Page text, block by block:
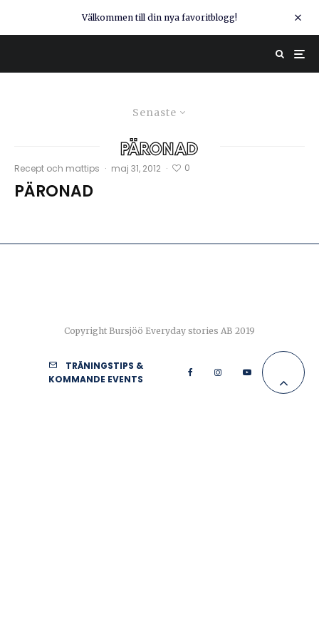
Välkommen till din nya favoritblogg!
Senaste
päronad
Recept och mattips · maj 31, 2012 · 0
PÄRONAD
Copyright Bursjöö Everyday stories AB 2019
TRÄNINGSTIPS &
KOMMANDE EVENTS